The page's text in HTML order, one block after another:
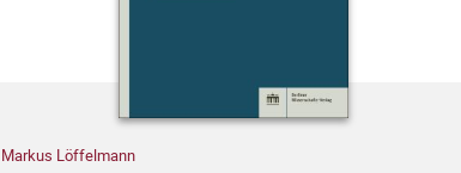
Markus Löffelmann